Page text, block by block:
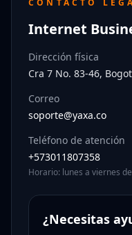
Internet
Dirección física
Cra 7 No. 83-46,
Correo
soporte@yaxa.co
Teléfono de atención
+573011807358
Horario: lunes a viernes
¿Necesitas